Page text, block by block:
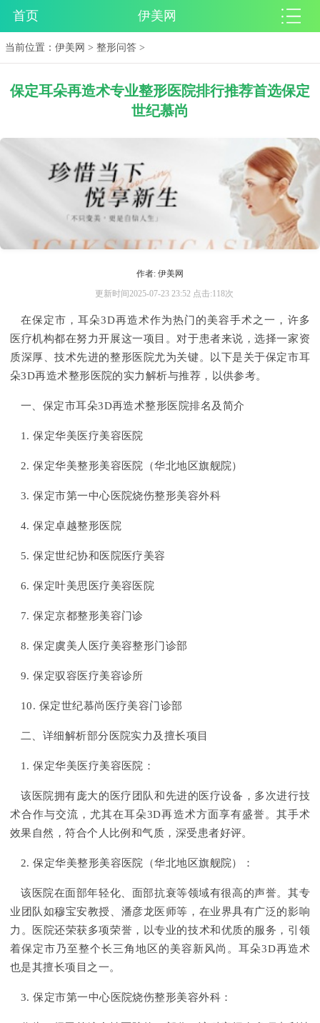
首页 伊美网
当前位置：伊美网 >整形问答 >
保定耳朵再造术专业整形医院排行推荐首选保定
世纪慕尚
作者: 伊美网
更新时间2025-07-23 23:52 点击:118次
在保定市，耳朵3D再造术作为热门的美容手术之一，许多
医疗机构都在努力开展这一项目。对于患者来说，选择一家资
质深厚、技术先进的整形医院尤为关键。以下是关于保定市耳
朵3D再造术整形医院的实力解析与推荐，以供参考。
一、保定市耳朵3D再造术整形医院排名及简介
1. 保定华美医疗美容医院
2. 保定华美整形美容医院（华北地区旗舰院）
3. 保定市第一中心医院烧伤整形美容外科
4. 保定卓越整形医院
5. 保定世纪协和医院医疗美容
6. 保定叶美思医疗美容医院
7. 保定京都整形美容门诊
8. 保定虞美人医疗美容整形门诊部
9. 保定驭容医疗美容诊所
10. 保定世纪慕尚医疗美容门诊部
二、详细解析部分医院实力及擅长项目
1. 保定华美医疗美容医院：
该医院拥有庞大的医疗团队和先进的医疗设备，多次进行技
术合作与交流，尤其在耳朵3D再造术方面享有盛誉。其手术
效果自然，符合个人比例和气质，深受患者好评。
2. 保定华美整形美容医院（华北地区旗舰院）：
该医院在面部年轻化、面部抗衰等领域有很高的声誉。其专
业团队如穆宝安教授、潘彦龙医师等，在业界具有广泛的影响
力。医院还荣获多项荣誉，以专业的技术和优质的服务，引领
着保定市乃至整个长三角地区的美容新风尚。耳朵3D再造术
也是其擅长项目之一。
3. 保定市第一中心医院烧伤整形美容外科：